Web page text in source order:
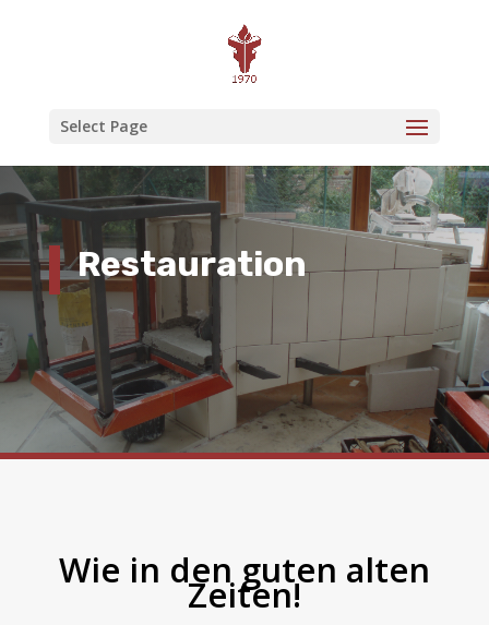
Select Page
Restauration
Wie in den guten alten
Zeiten!